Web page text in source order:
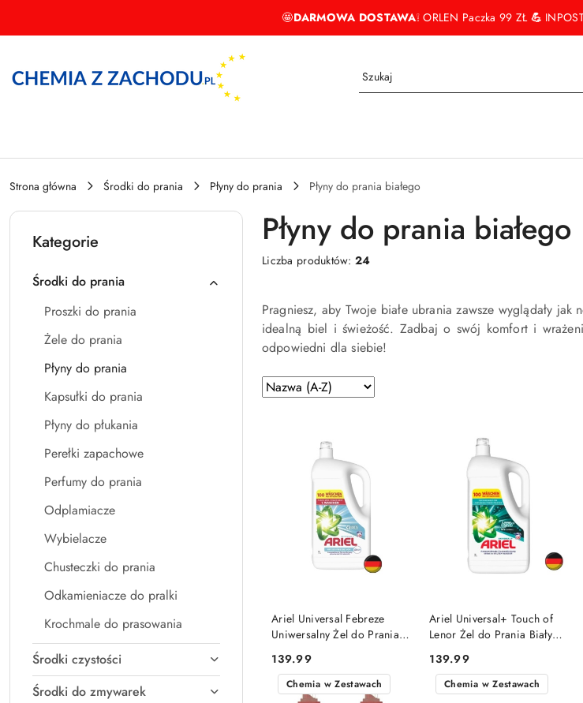
🤩DARMOWA DOSTAWA❕ ORLEN Paczka 99 ZŁ💪
Strona główna Środki do prania Płyny do prania Płyny do prania białego
Kategorie
Środki do prania
Proszki do prania
Żele do prania
Płyny do prania
Kapsułki do prania
Płyny do płukania
Perełki zapachowe
Perfumy do prania
Odplamiacze
Wybielacze
Chusteczki do prania
Odkamieniacze do pralki
Krochmale do prasowania
Środki czystości
Środki do zmywarek
Płyny do prania białego
Liczba produktów:24
Pragniesz, aby Twoje białe ubrania zawsze wyglądały
idealną biel i świeżość. Zadbaj o swój komfort i
odpowiedni dla siebie!
Zastosowano
sortowanie:
Sortuj
według
Ariel Universal Febreze
Uniwersalny Żel do Prania
Cena:
139.99
DO KOSZYKA
Ariel Universal+ Touch of
Lenor Żel do Prania Białych
(Niemcy)
Cena:
139.99
DO KOSZYKA
Chemia w Zestawach Chemia w Zestawach